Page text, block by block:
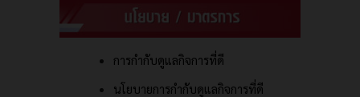
การกำกับดูแลกิจการที่ดี
นโยบายการกำกับดูแลกิจการที่ดี